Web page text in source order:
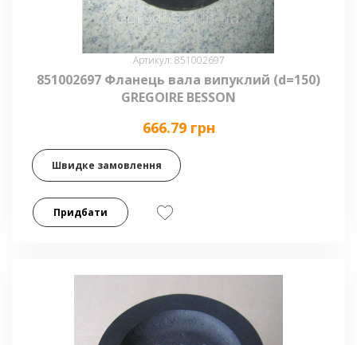
Артикул: 851002697
851002697 Фланець вала випуклий (d=150)
GREGOIRE BESSON
666.79 грн
Швидке замовлення
Придбати